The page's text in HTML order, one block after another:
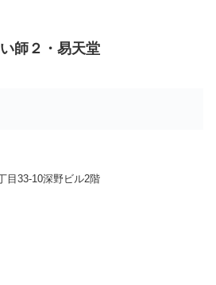
師２・易天堂
目33-10深野ビル2階